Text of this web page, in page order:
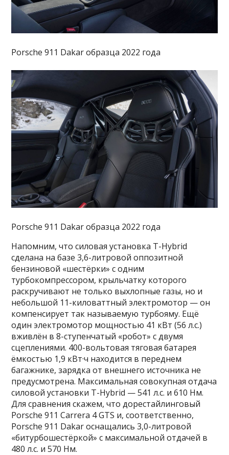
Porsche 911 Dakar образца 2022 года
Porsche 911 Dakar образца 2022 года
Напомним, что силовая установка T-Hybrid
сделана на базе 3,6-литровой оппозитной
бензиновой «шестёрки» с одним
турбокомпрессором, крыльчатку которого
раскручивают не только выхлопные газы, но и
небольшой 11-киловаттный электромотор — он
компенсирует так называемую турбояму. Ещё
один электромотор мощностью 41 кВт (56 л.с.)
вживлён в 8-ступенчатый «робот» с двумя
сцеплениями. 400-вольтовая тяговая батарея
ёмкостью 1,9 кВт·ч находится в переднем
багажнике, зарядка от внешнего источника не
предусмотрена. Максимальная совокупная отдача
силовой установки T-Hybrid — 541 л.с. и 610 Нм.
Для сравнения скажем, что дорестайлинговый
Porsche 911 Carrera 4 GTS и, соответственно,
Porsche 911 Dakar оснащались 3,0-литровой
«битурбошестёркой» с максимальной отдачей в
480 л.с. и 570 Нм.